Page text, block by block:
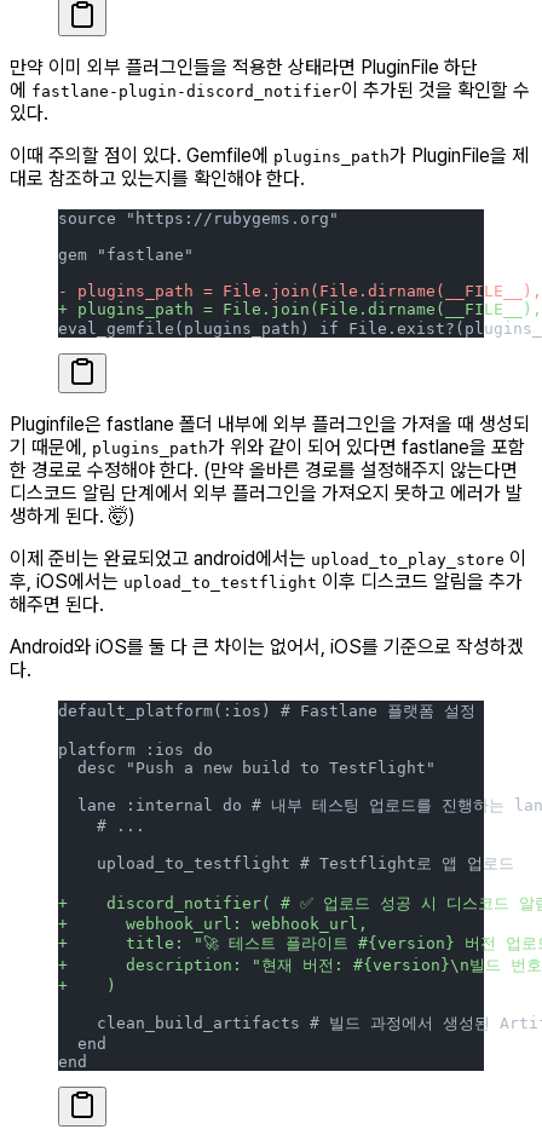
만약 이미 외부 플러그인들을 적용한 상태라면 PluginFile 하단
에 fastlane-plugin-discord_notifier이 추가된 것을 확인할 수
있다.
이때 주의할 점이 있다. Gemfile에 plugins_path가 PluginFile을 제
대로 참조하고 있는지를 확인해야 한다.
source "https://rubygems.org"
gem "fastlane"
- plugins_path =
+ plugins_path =
eval_gemfile(plugins_path) if
Pluginfile은 fastlane 폴더 내부에 외부 플러그인을 가져올 때 생성되
기 때문에,
plugins_path가 위와 같이 되어 있다면 fastlane을 포함
한 경로로 수정해야 한다. (만약 올바른 경로를 설정해주지 않는다면
디스코드 알림 단계에서 외부 플러그인을 가져오지 못하고 에러가 발
생하게 된다. 🤯)
이제 준비는 완료되었고 android에서는 upload_to_play_store 이
후, iOS에서는 upload_to_testflight 이후 디스코드 알림을 추가
해주면 된다.
Android와 iOS를 둘 다 큰 차이는 없어서, iOS를 기준으로 작성하겠
다.
default_platform(:ios) # Fastlane 플랫폼 설정
platform :ios do
  desc "Push a new build to TestFlight"
lane :internal do # 내부 테스팅 업로드를 진행하는
    # ...
    upload_to_testflight # Testflight로 앱 업로드
+    discord_notifier( # ✅ 업로드 성공 시 디스코드 알
+      webhook_url: webhook_url,
+      title: "🚀 테스트 플라이트 #{version} 버전 업로
+      description: "현재 버전: #{version}\n빌드 번
+    )
clean_build_artifacts # 빌드 과정에서 생성된
  end
end